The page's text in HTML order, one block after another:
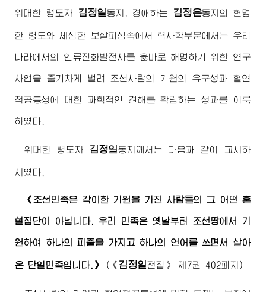
위대한 령도자 김정일동지, 경애하는 김정은동지 의 현명
한 령도와 세심한 보살피심속에서 력사학부문에서는 우리
나라에서의 인류진화발전사를 옳바로 해명하기 위한 연구
사업을 줄기차게 벌려 조선사람의 기원의 유구성과 혈연
적공통성에 대한 과학적인 견해를 확립하는 성과를 이룩
하였다.
위대한 령도자 김정일동지 께서는 다음과 같이 교시하
시였다.
《조선민족은 각이한 기원을 가진 사람들의 그 어떤 혼
혈집단이 아닙니다. 우리 민족은 옛날부터 조선땅에서 기
원하여 하나의 피줄을 가지고 하나의 언어를 쓰면서 살아
온 단일민족입니다.》 ( 《 김정일 전집》 제7권 402페지)